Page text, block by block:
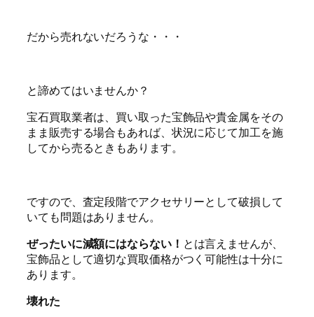
だから売れないだろうな・・・
と諦めてはいませんか？
宝石買取業者は、買い取った宝飾品や貴金属をその
まま販売する場合もあれば、状況に応じて加工を施
してから売るときもあります。
ですので、査定段階でアクセサリーとして破損して
いても問題はありません。
ぜったいに減額にはならない！ とは言えませんが、
宝飾品として適切な買取価格がつく可能性は十分に
あります。
壊れた